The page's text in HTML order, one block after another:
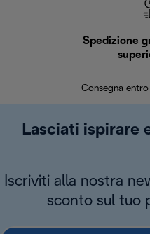
Spedizione
Consegna
Lasciati ispirare
Iscriviti alla nostra
sconto sul tuo